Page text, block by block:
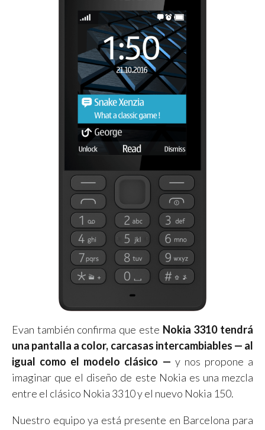
Evan también confirma que este Nokia 3310 tendrá
una pantalla a color, carcasas intercambiables — al
igual como el modelo clásico — y nos propone a
imaginar que el diseño de este Nokia es una mezcla
entre el clásico Nokia 3310 y el nuevo Nokia 150.
Nuestro equipo ya está presente en Barcelona para